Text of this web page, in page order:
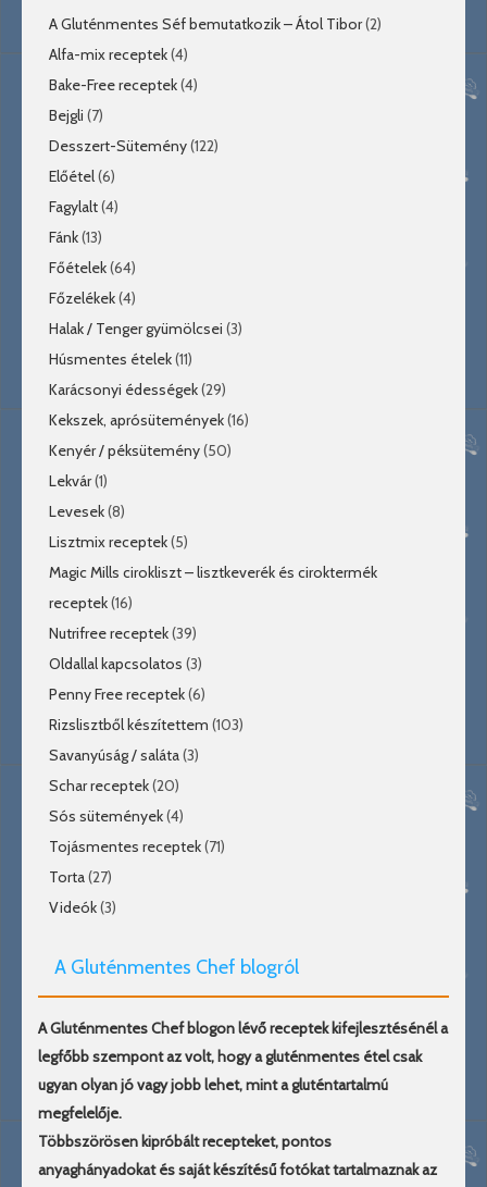
A Gluténmentes Séf bemutatkozik – Átol Tibor(2)
Alfa-mix receptek(4)
Bake-Free receptek(4)
Bejgli (7)
Desszert-Sütemény(122)
Előétel(6)
Fagylalt(4)
Fánk(13)
Főételek(64)
Főzelékek(4)
Halak / Tenger gyümölcsei (3)
Húsmentes ételek(11)
Karácsonyi édességek(29)
Kekszek, aprósütemények(16)
Kenyér / péksütemény(50)
Lekvár(1)
Levesek(8)
Lisztmix receptek(5)
Magic Mills cirokliszt – lisztkeverék és ciroktermék
receptek(16)
Nutrifree receptek(39)
Oldallal kapcsolatos (3)
Penny Free receptek(6)
Rizslisztből készítettem (103)
Savanyúság / saláta(3)
Schar receptek(20)
Sós sütemények(4)
Tojásmentes receptek(71)
Torta(27)
Videók(3)
A Gluténmentes Chef blogról
A Gluténmentes Chef blogon lévő receptek kifejlesztésénél a
legfőbb szempont az volt, hogy a gluténmentes étel csak
ugyan olyan jó vagy jobb lehet, mint a gluténtartalmú
megfelelője.
Többszörösen kipróbált recepteket, pontos
anyaghányadokat és saját készítésű fotókat tartalmaznak az